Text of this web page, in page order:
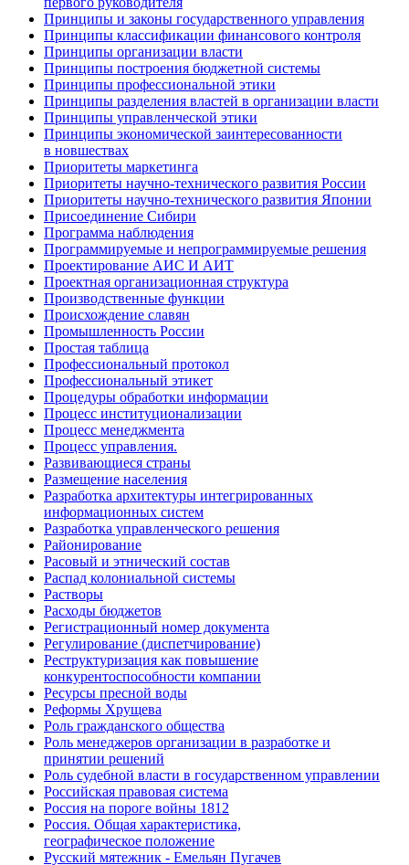
Принципы и законы государственного управления
Принципы классификации финансового контроля
Принципы организации власти
Принципы построения бюджетной системы
Принципы профессиональной этики
Принципы разделения властей в организации власти
Принципы управленческой этики
Принципы экономической заинтересованности
в новшествах
Приоритеты маркетинга
Приоритеты научно-технического развития России
Приоритеты научно-технического развития Японии
Присоединение Сибири
Программа наблюдения
Программируемые и непрограммируемые решения
Проектирование АИС И АИТ
Проектная организационная структура
Производственные функции
Происхождение славян
Промышленность России
Простая таблица
Профессиональный протокол
Профессиональный этикет
Процедуры обработки информации
Процесс институционализации
Процесс менеджмента
Процесс управления.
Развивающиеся страны
Размещение населения
Разработка архитектуры интегрированных
информационных систем
Разработка управленческого решения
Районирование
Расовый и этнический состав
Распад колониальной системы
Растворы
Расходы бюджетов
Регистрационный номер документа
Регулирование (диспетчирование)
Реструктуризация как повышение
конкурентоспособности компании
Ресурсы пресной воды
Реформы Хрущева
Роль гражданского общества
Роль менеджеров организации в разработке и
принятии решений
Роль судебной власти в государственном управлении
Российская правовая система
Россия на пороге войны 1812
Россия. Общая характеристика,
географическое положение
Русский мятежник - Емельян Пугачев